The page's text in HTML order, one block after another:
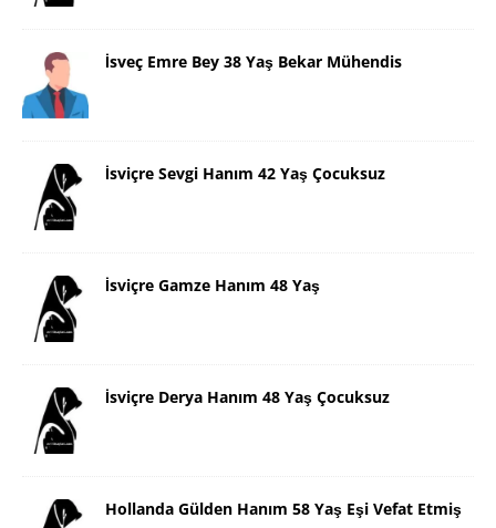
İsveç Emre Bey 38 Yaş Bekar Mühendis
İsviçre Sevgi Hanım 42 Yaş Çocuksuz
İsviçre Gamze Hanım 48 Yaş
İsviçre Derya Hanım 48 Yaş Çocuksuz
Hollanda Gülden Hanım 58 Yaş Eşi Vefat Etmiş